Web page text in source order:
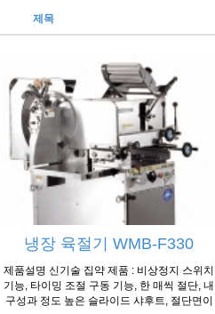
제목
냉장 육절기 WMB-F330
제품설명 신기술 집약 제품 : 비상정지 스위치
기능, 타이밍 조절 구동 기능, 한 매씩 절단, 내
구성과 정도 높은 슬라이드 샤후트, 절단면이